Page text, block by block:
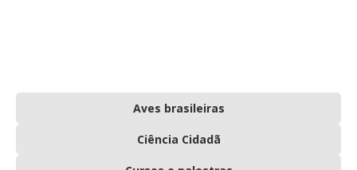
Aves brasileiras
Ciência Cidadã